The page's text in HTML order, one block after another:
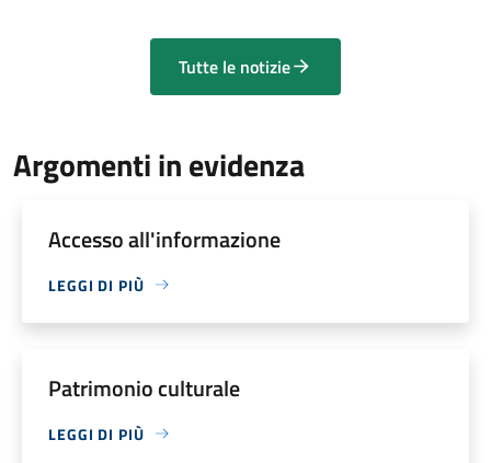
Tutte le notizie
Argomenti in evidenza
Accesso all'informazione
LEGGI DI PIÙ
Patrimonio culturale
LEGGI DI PIÙ